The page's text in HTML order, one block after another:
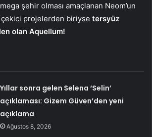
şehir olması amaçlanan Neom’un
projelerden biriyse tersyüz
olan Aquellum!
Yıllar sonra gelen Selena ‘Selin’
açıklaması: Gizem Güven’den yeni
açıklama
Ağustos 8, 2026